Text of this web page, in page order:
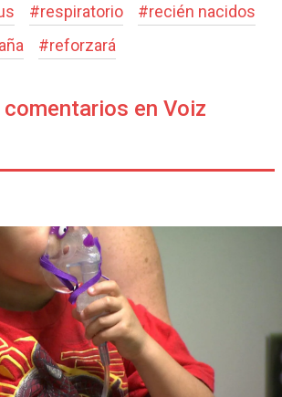
#respiratorio #recién nacidos
#reforzará
en Voiz